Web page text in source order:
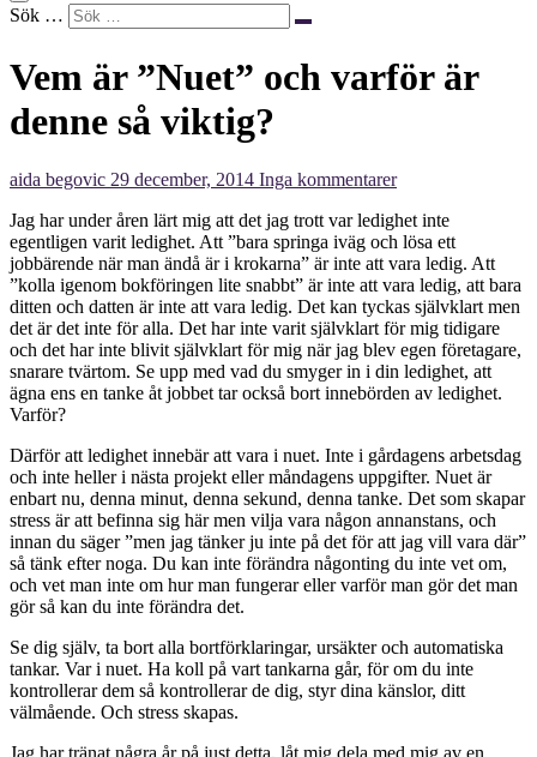
Sök …
Vem är ”Nuet” och varför är
denne så viktig?
aida begovic 29 december, 2014 Inga kommentarer
Jag har under åren lärt mig att det jag trott var ledighet inte
egentligen varit ledighet. Att ”bara springa iväg och lösa ett
jobbärende när man ändå är i krokarna” är inte att vara ledig. Att
”kolla igenom bokföringen lite snabbt” är inte att vara ledig, att bara
ditten och datten är inte att vara ledig. Det kan tyckas självklart men
det är det inte för alla. Det har inte varit självklart för mig tidigare
och det har inte blivit självklart för mig när jag blev egen företagare,
snarare tvärtom. Se upp med vad du smyger in i din ledighet, att
ägna ens en tanke åt jobbet tar också bort innebörden av ledighet.
Varför?
Därför att ledighet innebär att vara i nuet. Inte i gårdagens arbetsdag
och inte heller i nästa projekt eller måndagens uppgifter. Nuet är
enbart nu, denna minut, denna sekund, denna tanke. Det som skapar
stress är att befinna sig här men vilja vara någon annanstans, och
innan du säger ”men jag tänker ju inte på det för att jag vill vara där”
så tänk efter noga. Du kan inte förändra någonting du inte vet om,
och vet man inte om hur man fungerar eller varför man gör det man
gör så kan du inte förändra det.
Se dig själv, ta bort alla bortförklaringar, ursäkter och automatiska
tankar. Var i nuet. Ha koll på vart tankarna går, för om du inte
kontrollerar dem så kontrollerar de dig, styr dina känslor, ditt
välmående. Och stress skapas.